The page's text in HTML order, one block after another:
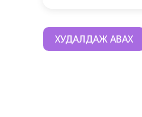
ХУДАЛДАЖ АВАХ